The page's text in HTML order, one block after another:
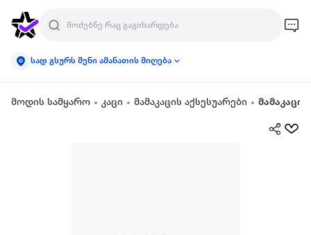
სად გსურს შენი ამანათის მიღება
მოდის სამყარო კაცი მამაკაცის აქსესუარები